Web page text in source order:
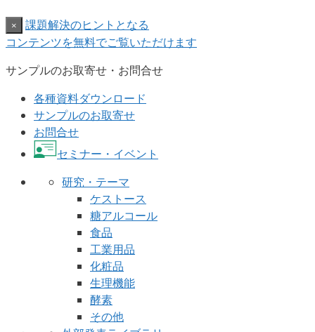
×
課題解決のヒントとなる
コンテンツを無料でご覧いただけます
サンプルのお取寄せ・お問合せ
各種資料ダウンロード
サンプルのお取寄せ
お問合せ
セミナー・イベント
研究・テーマ
ケストース
糖アルコール
食品
工業用品
化粧品
生理機能
酵素
その他